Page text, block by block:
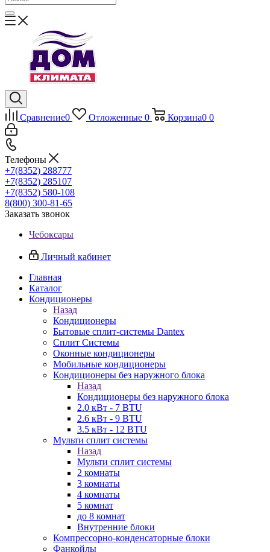
Сравнение0 Отложенные 0 Корзина0 0
Телефоны
+7(8352) 288777
+7(8352) 285107
+7(8352) 580-108
8(800) 300-81-65
Заказать звонок
Чебоксары
Личный кабинет
Главная
Каталог
Кондиционеры
Назад
Кондиционеры
Бытовые сплит-системы Dantex
Сплит Системы
Оконные кондиционеры
Мобильные кондиционеры
Кондиционеры без наружного блока
Назад
Кондиционеры без наружного блока
2.0 кВт - 7 BTU
2.6 кВт - 9 BTU
3.5 кВт - 12 BTU
Мульти сплит системы
Назад
Мульти сплит системы
2 комнаты
3 комнаты
4 комнаты
5 комнат
до 8 комнат
Внутренние блоки
Компрессорно-конденсаторные блоки
Фанкойлы